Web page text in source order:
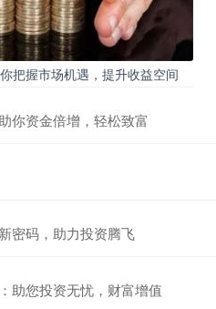
把握市场机遇，提升收益空间
你资金倍增，轻松致富
密码，助力投资腾飞
助您投资无忧，财富增值